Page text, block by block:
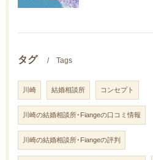
タグ Tags
川崎 結婚相談所 コンセプト
川崎の結婚相談所･Fiangeの口コミ情報
川崎の結婚相談所･Fiangeの評判